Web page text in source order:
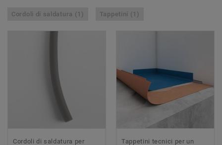
Cordoli di saldatura (1) Tappetini (1)
Cordoli di saldatura per Tappetini tecnici per un